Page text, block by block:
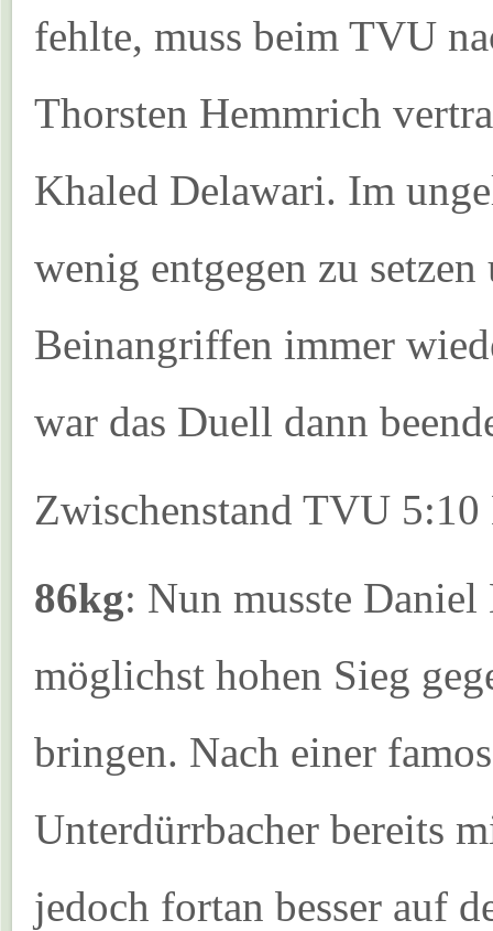
fehlte, muss beim TVU
Thorsten Hemmrich
Khaled Delawari. Im
wenig entgegen zu
Beinangriffen immer
war das Duell dann
Zwischenstand TVU 5:10
86kg: Nun musste
möglichst hohen Sieg
bringen. Nach einer
Unterdürrbacher bereits
jedoch fortan besser auf